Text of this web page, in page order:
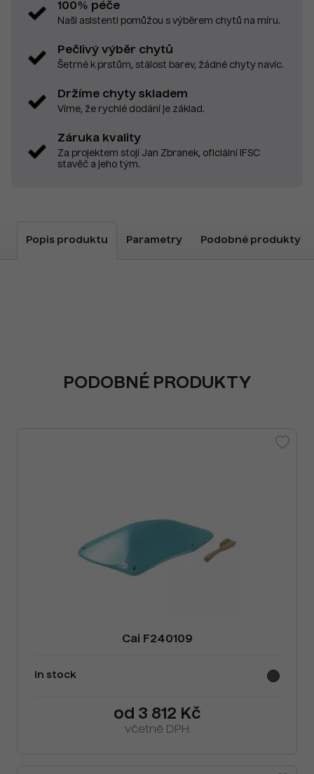
100% péče
Naši asistenti pomůžou s výběrem chytů na míru.
Pečlivý výběr chytů
Šetrné k prstům, stálost barev, žádné chyty navíc.
Držíme chyty skladem
Víme, že rychlé dodání je základ.
Záruka kvality
Za projektem stojí Jan Zbranek, oficiální IFSC
stavěč a jeho tým.
Popis produktu Parametry Podobné produkty
PODOBNÉ PRODUKTY
Cai F240109
In stock
od 3 812 Kč
včetně DPH